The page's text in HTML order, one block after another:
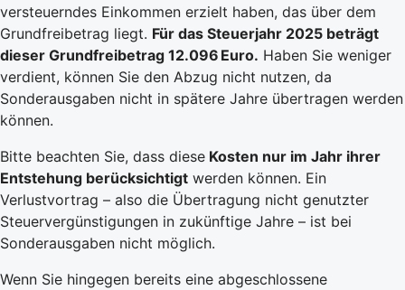
versteuerndes Einkommen erzielt haben, das über dem
Grundfreibetrag liegt. Für das Steuerjahr 2025 beträgt
dieser Grundfreibetrag 12.096 Euro. Haben Sie weniger
verdient, können Sie den Abzug nicht nutzen, da
Sonderausgaben nicht in spätere Jahre übertragen werden
können.
Bitte beachten Sie, dass diese Kosten nur im Jahr ihrer
Entstehung berücksichtigt werden können. Ein
Verlustvortrag – also die Übertragung nicht genutzter
Steuervergünstigungen in zukünftige Jahre – ist bei
Sonderausgaben nicht möglich.
Wenn Sie hingegen bereits eine abgeschlossene